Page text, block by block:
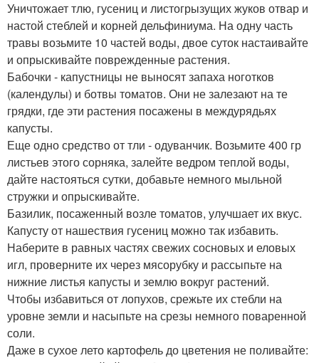
Уничтожает тлю, гусениц и листогрызущих жуков отвар и
настой стеблей и корней дельфиниума. На одну часть
травы возьмите 10 частей воды, двое суток настаивайте
и опрыскивайте поврежденные растения.
Бабочки - капустницы не выносят запаха ноготков
(календулы) и ботвы томатов. Они не залезают на те
грядки, где эти растения посажены в междурядьях
капусты.
Еще одно средство от тли - одуванчик. Возьмите 400 гр
листьев этого сорняка, залейте ведром теплой воды,
дайте настояться сутки, добавьте немного мыльной
стружки и опрыскивайте.
Базилик, посаженный возле томатов, улучшает их вкус.
Капусту от нашествия гусениц можно так избавить.
Наберите в равных частях свежих сосновых и еловых
игл, проверните их через мясорубку и рассыпьте на
нижние листья капусты и землю вокруг растений.
Чтобы избавиться от лопухов, срежьте их стебли на
уровне земли и насыпьте на срезы немного поваренной
соли.
Даже в сухое лето картофель до цветения не поливайте: